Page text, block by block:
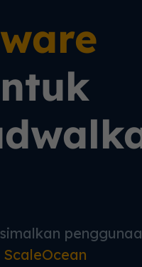
ScaleOcean